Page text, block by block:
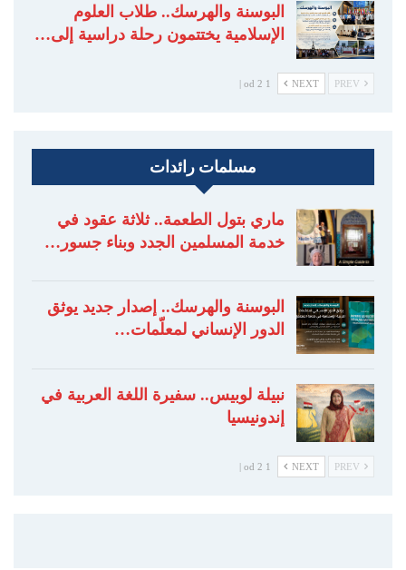
البوسنة والهرسك.. طلاب العلوم
الإسلامية يختتمون رحلة دراسية إلى…
NEXT
1 od 2 |
مسلمات رائدات
ماري بتول الطعمة.. ثلاثة عقود في
خدمة المسلمين الجدد وبناء جسور…
البوسنة والهرسك.. إصدار جديد يوثق
الدور الإنساني لمعلّمات…
نبيلة لوبيس.. سفيرة اللغة العربية في
إندونيسيا
NEXT
1 od 2 |